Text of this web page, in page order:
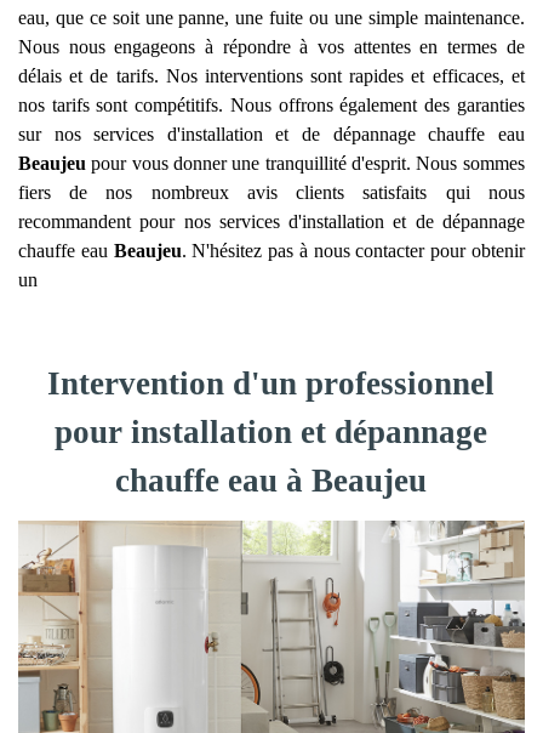
eau, que ce soit une panne, une fuite ou une simple maintenance.
Nous nous engageons à répondre à vos attentes en termes de
délais et de tarifs. Nos interventions sont rapides et efficaces, et
nos tarifs sont compétitifs. Nous offrons également des garanties
sur nos services d'installation et de dépannage chauffe eau
Beaujeu pour vous donner une tranquillité d'esprit. Nous sommes
fiers de nos nombreux avis clients satisfaits qui nous
recommandent pour nos services d'installation et de dépannage
chauffe eau Beaujeu. N'hésitez pas à nous contacter pour obtenir
un
Intervention d'un professionnel
pour installation et dépannage
chauffe eau à Beaujeu